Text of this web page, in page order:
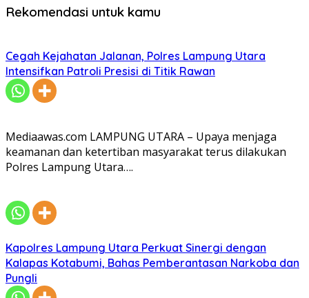
Rekomendasi untuk kamu
Cegah Kejahatan Jalanan, Polres Lampung Utara
Intensifkan Patroli Presisi di Titik Rawan
Mediaawas.com LAMPUNG UTARA – Upaya menjaga
keamanan dan ketertiban masyarakat terus dilakukan
Polres Lampung Utara….
Kapolres Lampung Utara Perkuat Sinergi dengan
Kalapas Kotabumi, Bahas Pemberantasan Narkoba dan
Pungli